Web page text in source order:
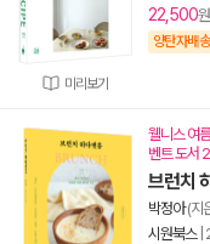
미리보기
22,500
양탄자배송
웰니스 여
벤트 도서
브런치
박정아(지
시원북스|